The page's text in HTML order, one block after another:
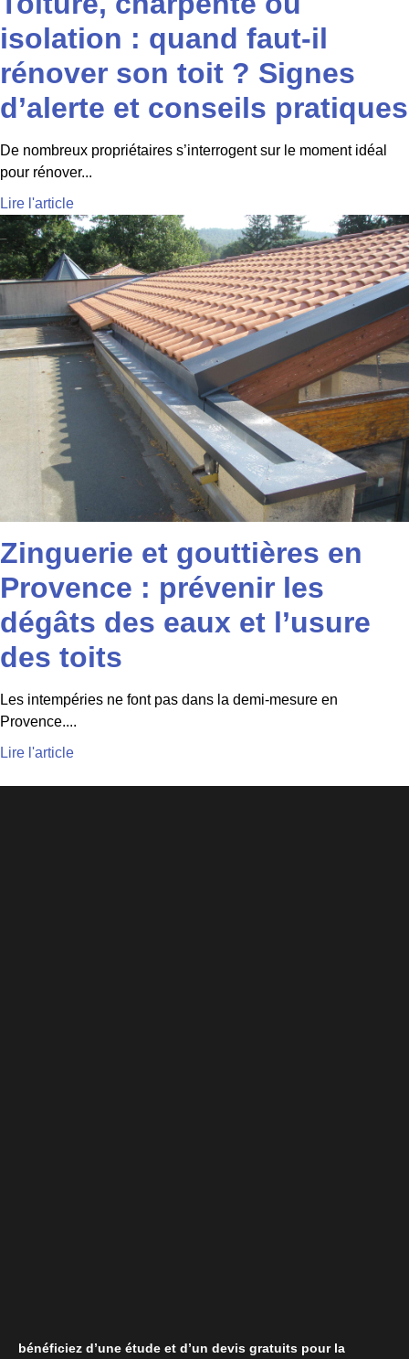
isolation : quand faut-il
rénover son toit ? Signes
d’alerte et conseils pratiques
De nombreux propriétaires s’interrogent sur le moment idéal
pour rénover...
Lire l'article
Zinguerie et gouttières en
Provence : prévenir les
dégâts des eaux et l’usure
des toits
Les intempéries ne font pas dans la demi-mesure en
Provence....
Lire l'article
bénéficiez d’une étude et d’un devis gratuits pour la